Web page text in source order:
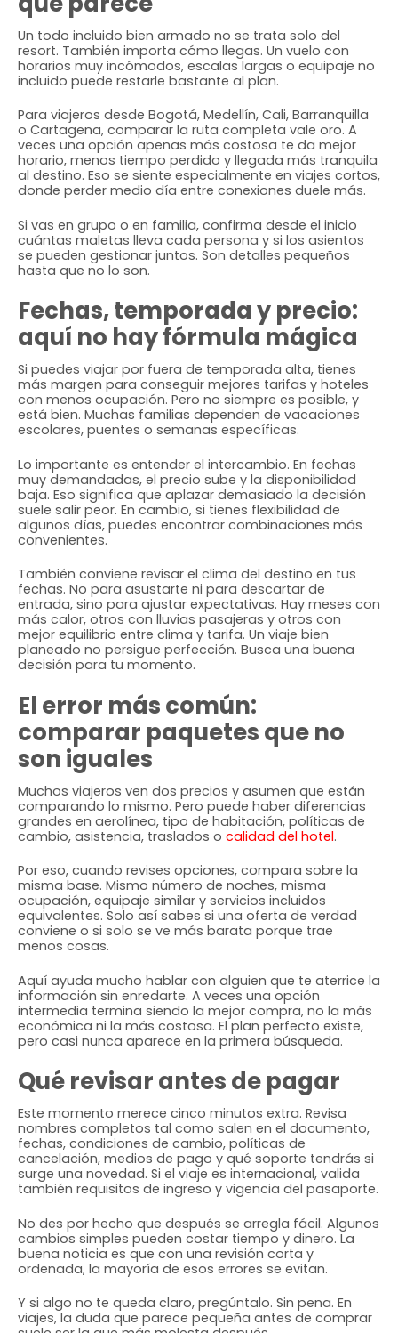
Un todo incluido bien armado no se trata solo del
resort. También importa cómo llegas. Un vuelo con
horarios muy incómodos, escalas largas o equipaje no
incluido puede restarle bastante al plan.
Para viajeros desde Bogotá, Medellín, Cali, Barranquilla
o Cartagena, comparar la ruta completa vale oro. A
veces una opción apenas más costosa te da mejor
horario, menos tiempo perdido y llegada más tranquila
al destino. Eso se siente especialmente en viajes cortos,
donde perder medio día entre conexiones duele más.
Si vas en grupo o en familia, confirma desde el inicio
cuántas maletas lleva cada persona y si los asientos
se pueden gestionar juntos. Son detalles pequeños
hasta que no lo son.
Fechas, temporada y precio:
aquí no hay fórmula mágica
Si puedes viajar por fuera de temporada alta, tienes
más margen para conseguir mejores tarifas y hoteles
con menos ocupación. Pero no siempre es posible, y
está bien. Muchas familias dependen de vacaciones
escolares, puentes o semanas específicas.
Lo importante es entender el intercambio. En fechas
muy demandadas, el precio sube y la disponibilidad
baja. Eso significa que aplazar demasiado la decisión
suele salir peor. En cambio, si tienes flexibilidad de
algunos días, puedes encontrar combinaciones más
convenientes.
También conviene revisar el clima del destino en tus
fechas. No para asustarte ni para descartar de
entrada, sino para ajustar expectativas. Hay meses con
más calor, otros con lluvias pasajeras y otros con
mejor equilibrio entre clima y tarifa. Un viaje bien
planeado no persigue perfección. Busca una buena
decisión para tu momento.
El error más común:
comparar paquetes que no
son iguales
Muchos viajeros ven dos precios y asumen que están
comparando lo mismo. Pero puede haber diferencias
grandes en aerolínea, tipo de habitación, políticas de
cambio, asistencia, traslados o calidad del hotel.
Por eso, cuando revises opciones, compara sobre la
misma base. Mismo número de noches, misma
ocupación, equipaje similar y servicios incluidos
equivalentes. Solo así sabes si una oferta de verdad
conviene o si solo se ve más barata porque trae
menos cosas.
Aquí ayuda mucho hablar con alguien que te aterrice la
información sin enredarte. A veces una opción
intermedia termina siendo la mejor compra, no la más
económica ni la más costosa. El plan perfecto existe,
pero casi nunca aparece en la primera búsqueda.
Qué revisar antes de pagar
Este momento merece cinco minutos extra. Revisa
nombres completos tal como salen en el documento,
fechas, condiciones de cambio, políticas de
cancelación, medios de pago y qué soporte tendrás si
surge una novedad. Si el viaje es internacional, valida
también requisitos de ingreso y vigencia del pasaporte.
No des por hecho que después se arregla fácil. Algunos
cambios simples pueden costar tiempo y dinero. La
buena noticia es que con una revisión corta y
ordenada, la mayoría de esos errores se evitan.
Y si algo no te queda claro, pregúntalo. Sin pena. En
viajes, la duda que parece pequeña antes de comprar